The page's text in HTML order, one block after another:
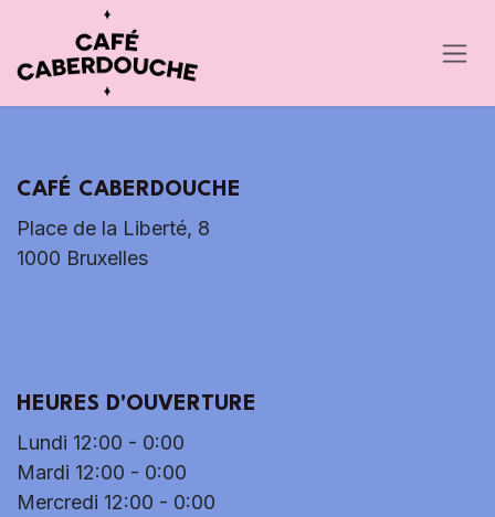
Se rendre au contenu
CAFÉ CABERDOUCHE
Place de la Liberté, 8
1000 Bruxelles
HEURES D'OUVERTURE
Lundi 12:00 - 0:00
Mardi 12:00 - 0:00
Mercredi 12:00 - 0:00